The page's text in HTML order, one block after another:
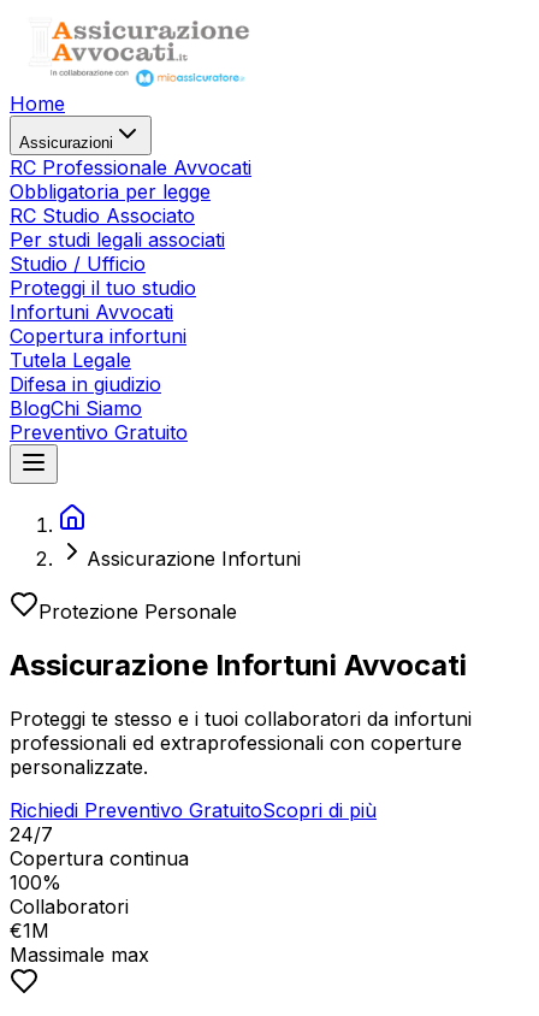
Home
Assicurazioni
RC Professionale Avvocati
Obbligatoria per legge
RC Studio Associato
Per studi legali associati
Studio / Ufficio
Proteggi il tuo studio
Infortuni Avvocati
Copertura infortuni
Tutela Legale
Difesa in giudizio
BlogChi Siamo
Preventivo Gratuito
Assicurazione Infortuni
Protezione Personale
Assicurazione Infortuni Avvocati
Proteggi te stesso e i tuoi collaboratori da infortuni
professionali ed extraprofessionali con coperture
personalizzate.
Richiedi Preventivo GratuitoScopri di più
24/7
Copertura continua
100%
Collaboratori
€1M
Massimale max